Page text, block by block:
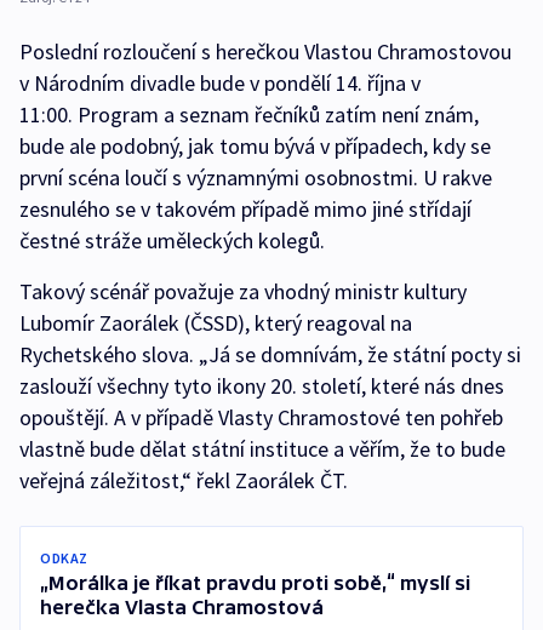
Poslední rozloučení s herečkou Vlastou Chramostovou
v Národním divadle bude v pondělí 14. října v
11:00. Program a seznam řečníků zatím není znám,
bude ale podobný, jak tomu bývá v případech, kdy se
první scéna loučí s významnými osobnostmi. U rakve
zesnulého se v takovém případě mimo jiné střídají
čestné stráže uměleckých kolegů.
Takový scénář považuje za vhodný ministr kultury
Lubomír Zaorálek (ČSSD), který reagoval na
Rychetského slova. „Já se domnívám, že státní pocty si
zaslouží všechny tyto ikony 20. století, které nás dnes
opouštějí. A v případě Vlasty Chramostové ten pohřeb
vlastně bude dělat státní instituce a věřím, že to bude
veřejná záležitost,“ řekl Zaorálek ČT.
ODKAZ
„Morálka je říkat pravdu proti sobě,“ myslí si
herečka Vlasta Chramostová